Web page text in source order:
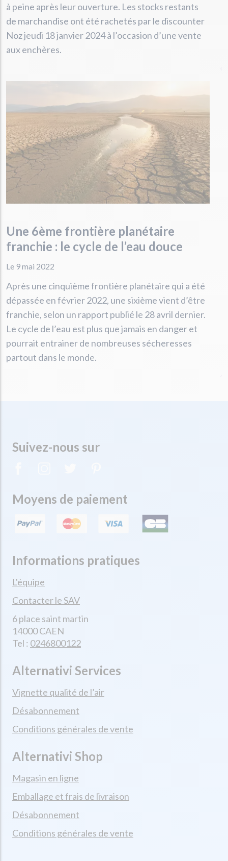
à peine après leur ouverture. Les stocks restants
de marchandise ont été rachetés par le discounter
Noz jeudi 18 janvier 2024 à l’occasion d’une vente
aux enchères.
Une 6ème frontière planétaire
franchie : le cycle de l’eau douce
Le 9 mai 2022
Après une cinquième frontière planétaire qui a été
dépassée en février 2022, une sixième vient d’être
franchie, selon un rapport publié le 28 avril dernier.
Le cycle de l’eau est plus que jamais en danger et
pourrait entrainer de nombreuses sécheresses
partout dans le monde.
Suivez-nous sur
Moyens de paiement
Informations pratiques
L'équipe
Contacter le SAV
6 place saint martin
14000 CAEN
Tel : 0246800122
Alternativi Services
Vignette qualité de l’air
Désabonnement
Conditions générales de vente
Alternativi Shop
Magasin en ligne
Emballage et frais de livraison
Désabonnement
Conditions générales de vente